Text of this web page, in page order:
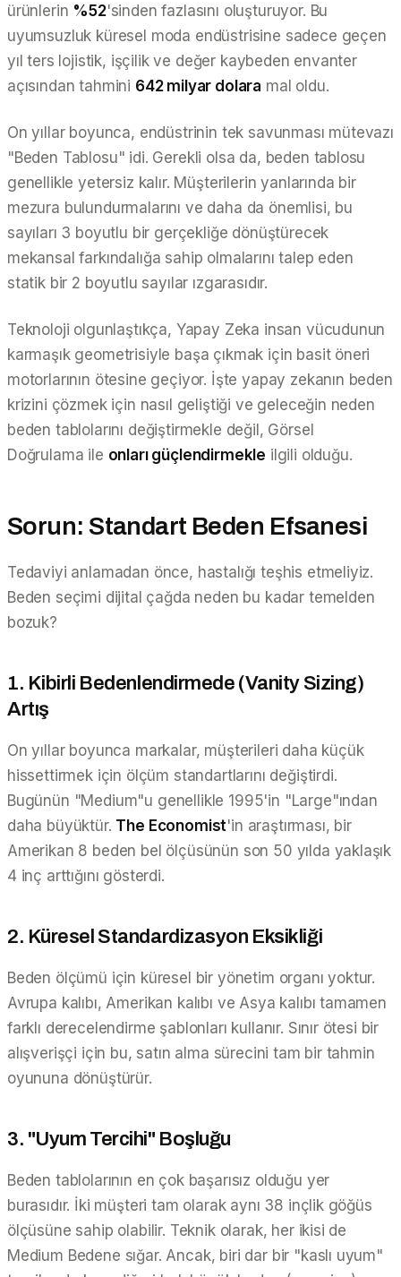
ürünlerin %52'sinden fazlasını oluşturuyor. Bu
uyumsuzluk küresel moda endüstrisine sadece geçen
yıl ters lojistik, işçilik ve değer kaybeden envanter
açısından tahmini 642 milyar dolara mal oldu.
On yıllar boyunca, endüstrinin tek savunması mütevazı
"Beden Tablosu" idi. Gerekli olsa da, beden tablosu
genellikle yetersiz kalır. Müşterilerin yanlarında bir
mezura bulundurmalarını ve daha da önemlisi, bu
sayıları 3 boyutlu bir gerçekliğe dönüştürecek
mekansal farkındalığa sahip olmalarını talep eden
statik bir 2 boyutlu sayılar ızgarasıdır.
Teknoloji olgunlaştıkça, Yapay Zeka insan vücudunun
karmaşık geometrisiyle başa çıkmak için basit öneri
motorlarının ötesine geçiyor. İşte yapay zekanın beden
krizini çözmek için nasıl geliştiği ve geleceğin neden
beden tablolarını değiştirmekle değil, Görsel
Doğrulama ile onları güçlendirmekle ilgili olduğu.
Sorun: Standart Beden Efsanesi
Tedaviyi anlamadan önce, hastalığı teşhis etmeliyiz.
Beden seçimi dijital çağda neden bu kadar temelden
bozuk?
1. Kibirli Bedenlendirmede (Vanity Sizing)
Artış
On yıllar boyunca markalar, müşterileri daha küçük
hissettirmek için ölçüm standartlarını değiştirdi.
Bugünün "Medium"u genellikle 1995'in "Large"ından
daha büyüktür. The Economist'in araştırması, bir
Amerikan 8 beden bel ölçüsünün son 50 yılda yaklaşık
4 inç arttığını gösterdi.
2. Küresel Standardizasyon Eksikliği
Beden ölçümü için küresel bir yönetim organı yoktur.
Avrupa kalıbı, Amerikan kalıbı ve Asya kalıbı tamamen
farklı derecelendirme şablonları kullanır. Sınır ötesi bir
alışverişçi için bu, satın alma sürecini tam bir tahmin
oyununa dönüştürür.
3. "Uyum Tercihi" Boşluğu
Beden tablolarının en çok başarısız olduğu yer
burasıdır. İki müşteri tam olarak aynı 38 inçlik göğüs
ölçüsüne sahip olabilir. Teknik olarak, her ikisi de
Medium Bedene sığar. Ancak, biri dar bir "kaslı uyum"